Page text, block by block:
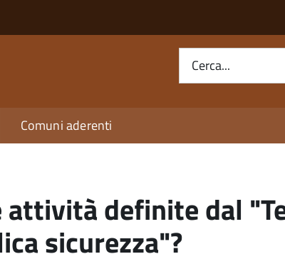
Cerca...
Comuni aderenti
definite dal
sicurezza"?